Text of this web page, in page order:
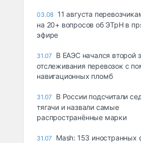
03.08 11 августа
на 20+ вопросов об ЭТрН в
эфире
31.07
В ЕАЭС начался второй
отслеживания перевозок с
навигационных пломб
31.07
В России подсчитали
тягачи и назвали самые
распространённые марки
31.07
Mash: 153 иностранных